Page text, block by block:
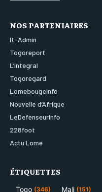
NOS PARTENIAIRES
It-Admin
Togoreport
L’integral
Togoregard
Lomebougeinfo
Nouvelle d’Afrique
LeDefenseurInfo
228foot
Actu Lomé
ÉTIQUETTES
Togo (346) Mali (151)